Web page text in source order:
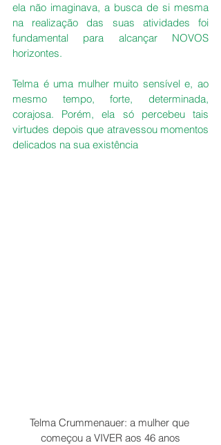
ela não imaginava, a busca de si mesma
na realização das suas atividades foi
fundamental para alcançar NOVOS
horizontes.
Telma é uma mulher muito sensível e, ao
mesmo tempo, forte, determinada,
corajosa. Porém, ela só percebeu tais
virtudes depois que atravessou momentos
delicados na sua existência
Telma Crummenauer: a mulher que
começou a VIVER aos 46 anos